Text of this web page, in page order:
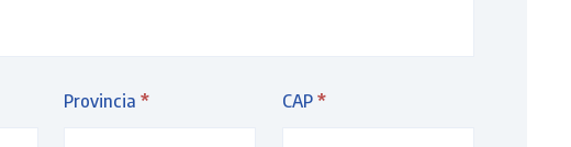
Provincia * CAP *